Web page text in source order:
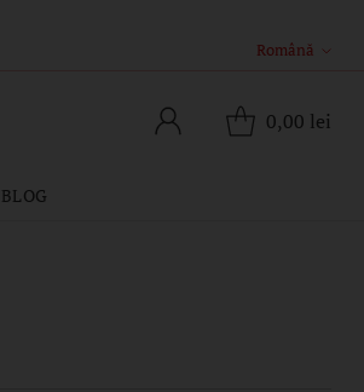
0,00 lei
BLOG
Română